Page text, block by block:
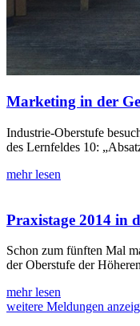
Marketing in der
Industrie-Oberstufe
des Lernfeldes 10:
mehr lesen
Praxistage 2014 in
Schon zum fünften Mal
der Oberstufe der
mehr lesen
weitere Meldungen